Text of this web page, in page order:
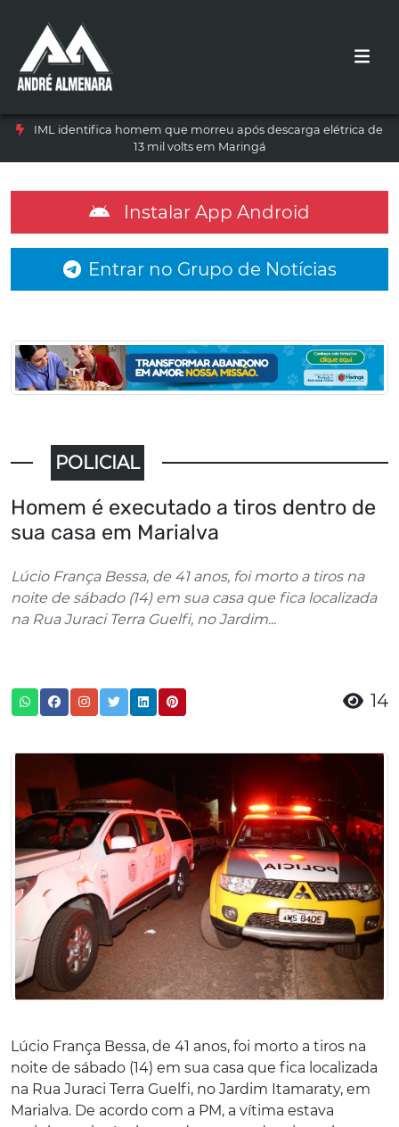
IML identifica homem que morreu após descarga elétrica de
13 mil volts em Maringá
Instalar App Android
Entrar no Grupo de Notícias
POLICIAL
Homem é executado a tiros dentro de
sua casa em Marialva
Lúcio França Bessa, de 41 anos, foi morto a tiros na
noite de sábado (14) em sua casa que fica localizada
na Rua Juraci Terra Guelfi, no Jardim...
14
Lúcio França Bessa, de 41 anos, foi morto a tiros na
noite de sábado (14) em sua casa que fica localizada
na Rua Juraci Terra Guelfi, no Jardim Itamaraty, em
Marialva. De acordo com a PM, a vítima estava